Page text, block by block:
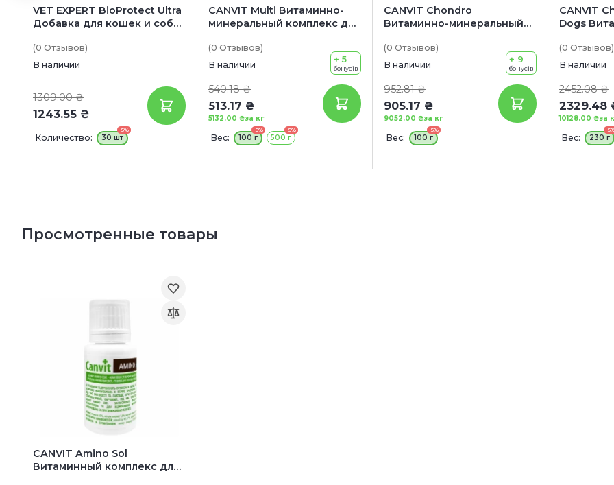
VET EXPERT BioProtect Ultra
Добавка для кошек и собак
заболеваниях ЖКТ и
диарее
(0 Отзывов)
В наличии
1309.00 ₴
1243.55 ₴
Количество:
-5%
30 шт
CANVIT Multi Витаминно-
минеральный комплекс для
(0 Отзывов)
В наличии
540.18 ₴
513.17 ₴
за кг
5132.00 ₴
+ 5
бонусів
Вес:
-5%
100 г
-5%
500 г
CANVIT Chondro
Витаминно-минеральный
суставов у кошек
(0 Отзывов)
В наличии
952.81 ₴
905.17 ₴
за кг
9052.00 ₴
+ 9
бонусів
Вес:
-5%
100 г
CANVIT
Dogs
хрящей и
(0 Отзывов)
В наличии
2452.08 ₴
2329.48
за
10128.00 ₴
Вес:
-
230 г
Просмотренные товары
CANVIT Amino Sol
Витаминный комплекс для